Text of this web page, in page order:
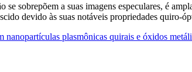
se sobrepõem a suas imagens especulares, é
devido às suas notáveis propriedades
nanopartículas plasmônicas quirais e óxidos